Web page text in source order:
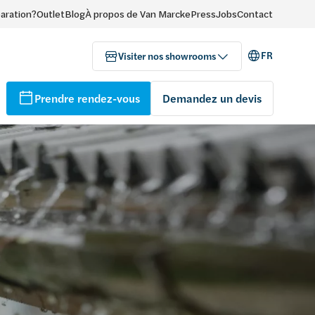
OutletBlogÀ propos de Van MarckePressJobsContact
Visiter nos showrooms FR
Prendre rendez-vous Demandez un devis